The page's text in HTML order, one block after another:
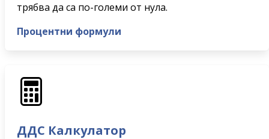
трябва да са по-големи от нула.
Процентни формули
ДДС Калкулатор